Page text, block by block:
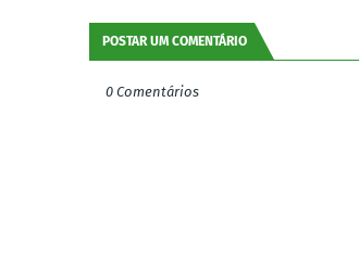
POSTAR UM COMENTÁRIO
0 Comentários